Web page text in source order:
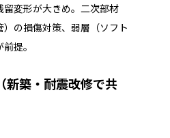
留変形が大きめ。二次部材
）の損傷対策、弱層（ソフト
提。
新築・耐震改修で共